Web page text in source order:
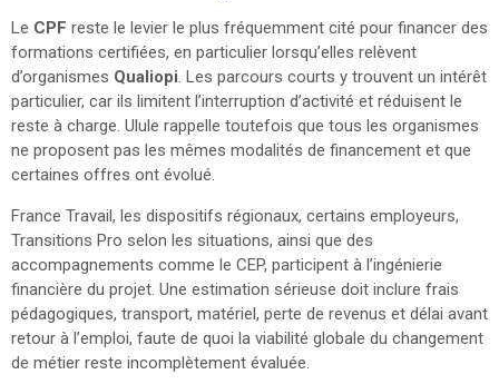
Le CPF reste le levier le plus fréquemment cité pour financer des
formations certifiées, en particulier lorsqu’elles relèvent
d’organismes Qualiopi . Les parcours courts y trouvent un intérêt
particulier, car ils limitent l’interruption d’activité et réduisent le
reste à charge. Ulule rappelle toutefois que tous les organismes
ne proposent pas les mêmes modalités de financement et que
certaines offres ont évolué.
France Travail, les dispositifs régionaux, certains employeurs,
Transitions Pro selon les situations, ainsi que des
accompagnements comme le CEP, participent à l’ingénierie
financière du projet. Une estimation sérieuse doit inclure frais
pédagogiques, transport, matériel, perte de revenus et délai avant
retour à l’emploi, faute de quoi la viabilité globale du changement
de métier reste incomplètement évaluée.